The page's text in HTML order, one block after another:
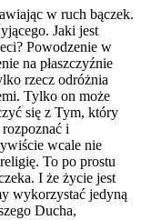
w ruch bączek.
Jaki jest
Powodzenie w
na płaszczyźnie
rzecz odróżnia
Tylko on może
się z Tym, który
i
wcale nie
To po prostu
I że życie jest
wykorzystać jedyną
Ducha,